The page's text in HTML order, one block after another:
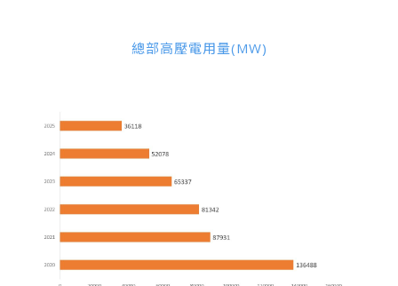
總部高壓電用量(MW)